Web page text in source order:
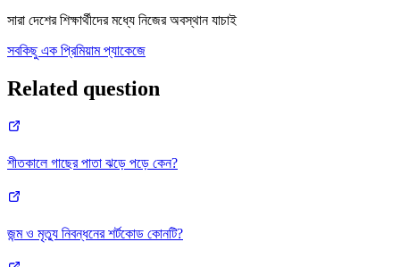
সারা দেশের শিক্ষার্থীদের মধ্যে নিজের অবস্থান যাচাই
সবকিছু এক প্রিমিয়াম প্যাকেজে
Related question
শীতকালে গাছের পাতা ঝড়ে পড়ে কেন?
জন্ম ও মৃত্যু নিবন্ধনের শর্টকোড কোনটি?